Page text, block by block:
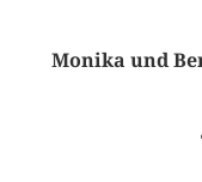
Monika und